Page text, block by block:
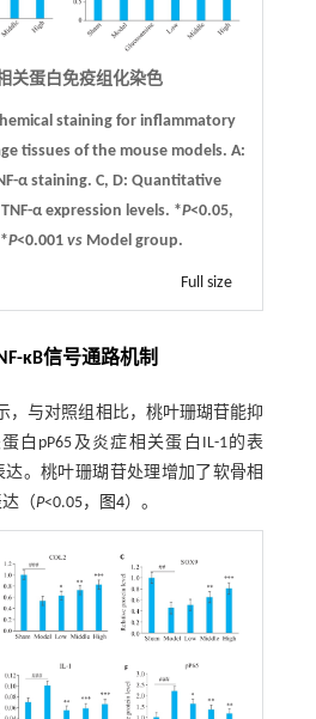
关蛋白免疫组化染色
staining for inflammatory
tissues of the mouse models. A:
α staining. C, D: Quantitative
α expression levels. *P<0.05,
P<0.001vs Model group.
Full size
κB信号通路机制
，与对照组相比，桃叶珊瑚苷能抑
白pP65及炎症相关蛋白IL-1的表
达。桃叶珊瑚苷处理增加了软骨相
达（P<0.05， 图4）。